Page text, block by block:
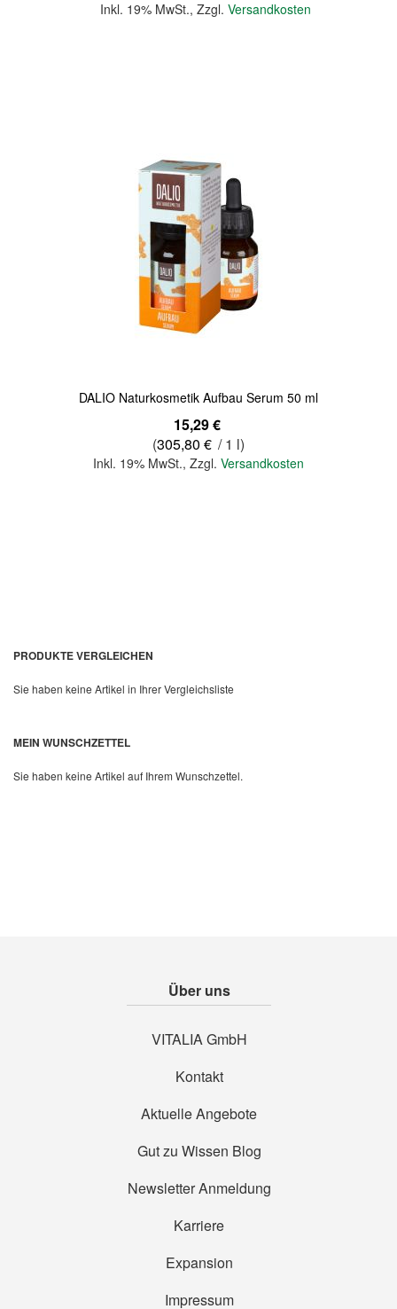
Inkl. 19% MwSt.,Zzgl.Versandkosten
DALIO Naturkosmetik Aufbau Serum 50 ml
15,29 €
(305,80 € / 1 l)
Inkl. 19% MwSt., Zzgl. Versandkosten
PRODUKTE VERGLEICHEN
Sie haben keine Artikel in Ihrer Vergleichsliste
MEIN WUNSCHZETTEL
Sie haben keine Artikel auf Ihrem Wunschzettel.
Über uns
VITALIA GmbH
Kontakt
Aktuelle Angebote
Gut zu Wissen Blog
Newsletter Anmeldung
Karriere
Expansion
Impressum